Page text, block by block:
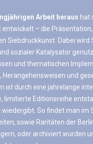
Arbeit heraus hat
entwickelt – die
Siebdruckkunst. Dabei
sozialer Katalysator
und thematischen
Herangehensweisen und
ist durch eine jahrelange
limitierte Editionsreihe
wiedergibt. So findet man
sowie Raritäten der
oder archiviert wurden